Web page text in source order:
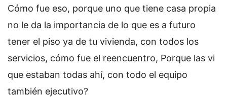
Cómo fue eso, porque uno que tiene casa propia
no le da la importancia de lo que es a futuro
tener el piso ya de tu vivienda, con todos los
servicios, cómo fue el reencuentro, Porque las vi
que estaban todas ahí, con todo el equipo
también ejecutivo?